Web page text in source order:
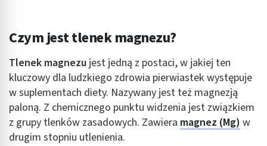
Czym jest tlenek magnezu?
Tlenek magnezu jest jedną z postaci, w jakiej ten
kluczowy dla ludzkiego zdrowia pierwiastek występuje
w suplementach diety. Nazywany jest też magnezją
paloną. Z chemicznego punktu widzenia jest związkiem
z grupy tlenków zasadowych. Zawiera magnez (Mg) w
drugim stopniu utlenienia.